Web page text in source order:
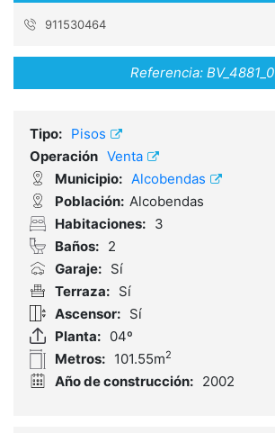
911530464
Referencia: BV_4881_0
Tipo: Pisos
Operación Venta
Municipio: Alcobendas
Población: Alcobendas
Habitaciones: 3
Baños: 2
Garaje: Sí
Terraza: Sí
Ascensor: Sí
Planta: 04º
Metros: 101.55m2
Año de construcción: 2002